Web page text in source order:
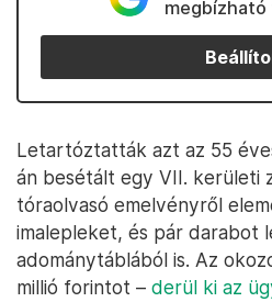
megbízható
Letartóztatták azt az 55
án besétált egy VII. kerületi
tóraolvasó emelvényről
imalepleket, és pár darabot
adománytáblából is. Az
millió forintot – derül ki az